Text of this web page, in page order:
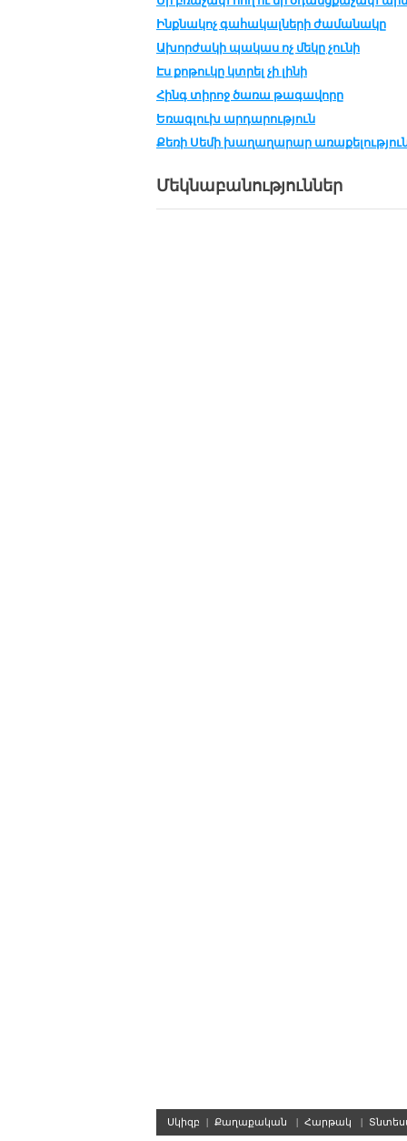
Ինք­նա­կոչ գա­հա­կալ­նե­րի ժա­մա­նա­կը
Ախոր­ժա­կի պա­կաս ոչ մե­կը չու­նի
Էս քոթուկը կտրել չի լինի
Հինգ տի­րոջ ծա­ռա թա­գա­վո­րը
Եռագ­լուխ ար­դա­րու­թ­յուն
Քե­ռի Սե­մի խա­ղա­ղա­րար
Մեկնաբանություններ
Սկիզբ | Քաղաքական | Հարթակ |